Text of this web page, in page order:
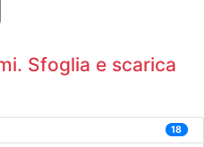
Sfoglia e scarica
18